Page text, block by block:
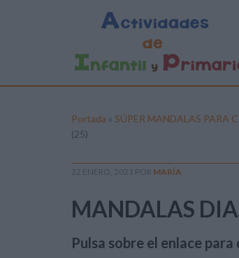
Portada » SÚPER MANDALAS PARA
(25)
22 ENERO, 2021 POR MARÍA
MANDALAS
Pulsa sobre el enlace